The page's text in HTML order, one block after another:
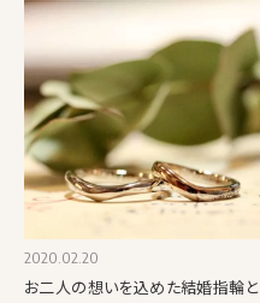
2020.02.20
お二人の想いを込めた結婚指輪と